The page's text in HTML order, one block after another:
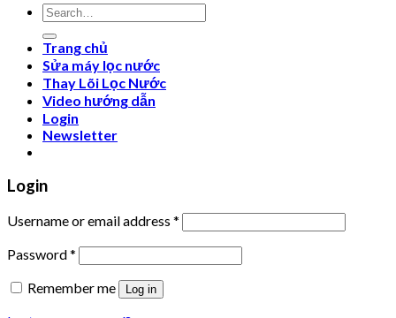
Search
for:
Trang chủ
Sửa máy lọc nước
Thay Lõi Lọc Nước
Video hướng dẫn
Login
Newsletter
Login
Username or email address *
Password*
Remember me
Log in